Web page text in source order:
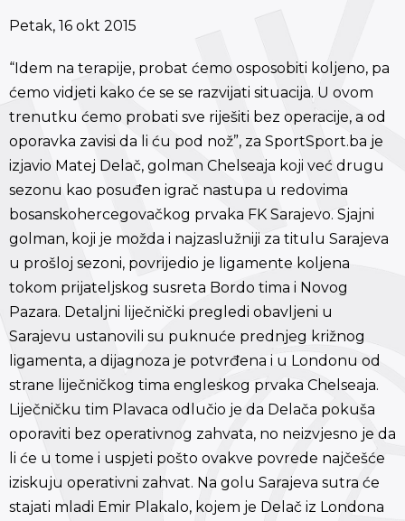
Petak, 16 okt 2015
“Idem na terapije, probat ćemo osposobiti koljeno, pa
ćemo vidjeti kako će se se razvijati situacija. U ovom
trenutku ćemo probati sve riješiti bez operacije, a od
oporavka zavisi da li ću pod nož”, za SportSport.ba je
izjavio Matej Delač, golman Chelseaja koji već drugu
sezonu kao posuđen igrač nastupa u redovima
bosanskohercegovačkog prvaka FK Sarajevo. Sjajni
golman, koji je možda i najzaslužniji za titulu Sarajeva
u prošloj sezoni, povrijedio je ligamente koljena
tokom prijateljskog susreta Bordo tima i Novog
Pazara. Detaljni liječnički pregledi obavljeni u
Sarajevu ustanovili su puknuće prednjeg križnog
ligamenta, a dijagnoza je potvrđena i u Londonu od
strane liječničkog tima engleskog prvaka Chelseaja.
Liječničku tim Plavaca odlučio je da Delača pokuša
oporaviti bez operativnog zahvata, no neizvjesno je da
li će u tome i uspjeti pošto ovakve povrede najčešće
iziskuju operativni zahvat. Na golu Sarajeva sutra će
stajati mladi Emir Plakalo, kojem je Delač iz Londona